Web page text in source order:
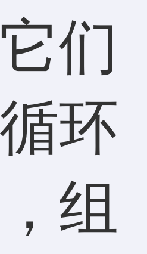
们
环
组